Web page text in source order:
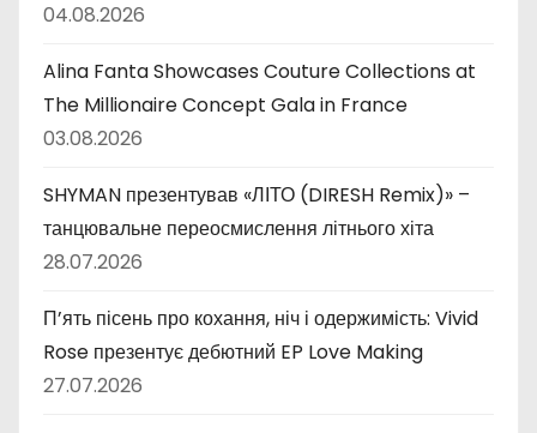
04.08.2026
Alina Fanta Showcases Couture Collections at
The Millionaire Concept Gala in France
03.08.2026
SHYMAN презентував «ЛІТО (DIRESH Remix)» –
танцювальне переосмислення літнього хіта
28.07.2026
П’ять пісень про кохання, ніч і одержимість: Vivid
Rose презентує дебютний EP Love Making
27.07.2026